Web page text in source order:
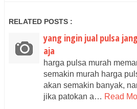
RELATED POSTS :
yang ingin jual pulsa
aja
harga pulsa murah
semakin murah harga
akan semakin banyak,
jika patokan a… Read